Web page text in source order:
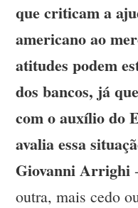
que criticam a
americano ao
atitudes podem
dos bancos, já
com o auxílio do
avalia essa
Giovanni Arrighi
outra, mais cedo